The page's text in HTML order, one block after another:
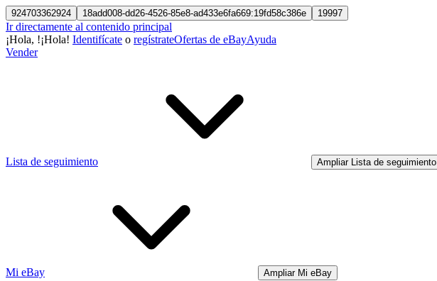
924703362924 18add008-dd26-4526-85e8-ad433e6fa669:19fd58c386e 19997
Ir directamente al contenido principal
¡Hola, !¡Hola! Identifícate o regístrateOfertas de eBayAyuda
Vender
Lista de seguimiento Ampliar Lista de seguimiento
Mi eBay Ampliar Mi eBay